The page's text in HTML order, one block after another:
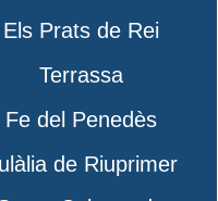
Els Prats de Rei
Terrassa
Fe del Penedès
de Riuprimer